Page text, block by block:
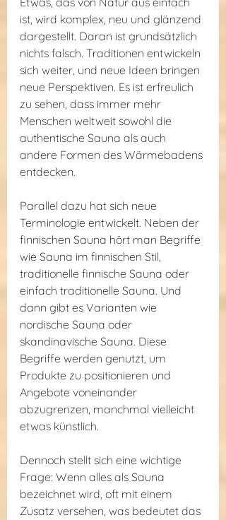
ist, wird komplex, neu und glänzend
dargestellt. Daran ist grundsätzlich
nichts falsch. Traditionen entwickeln
sich weiter, und neue Ideen bringen
neue Perspektiven. Es ist erfreulich
zu sehen, dass immer mehr
Menschen weltweit sowohl die
authentische Sauna als auch
andere Formen des Wärmebadens
entdecken.
Parallel dazu hat sich neue
Terminologie entwickelt. Neben der
finnischen Sauna hört man Begriffe
wie Sauna im finnischen Stil,
traditionelle finnische Sauna oder
einfach traditionelle Sauna. Und
dann gibt es Varianten wie
nordische Sauna oder
skandinavische Sauna. Diese
Begriffe werden genutzt, um
Produkte zu positionieren und
Angebote voneinander
abzugrenzen, manchmal vielleicht
etwas künstlich.
Dennoch stellt sich eine wichtige
Frage: Wenn alles als Sauna
bezeichnet wird, oft mit einem
Zusatz versehen, was bedeutet das